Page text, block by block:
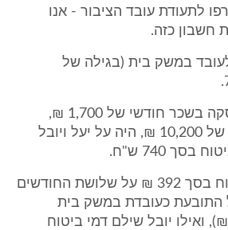
לתעודת עובד הציבור - אנו
חשבון כזה.
במשק בית (בגילה של
על ששה חודשי העסקה בשכר חודשי של 1,700 ₪,
כלומר - בשכר כולל של 10,200 ₪, היה על יעל ויובל
740 ש"ח.
יעל שילמה דמי ביטוח בסך 392 ₪ על שלושת החודשים
התובעת כעובדת במשק בית
(7.25% מסך 5,412 ₪), ואילו יובל שילם דמי ביטוח